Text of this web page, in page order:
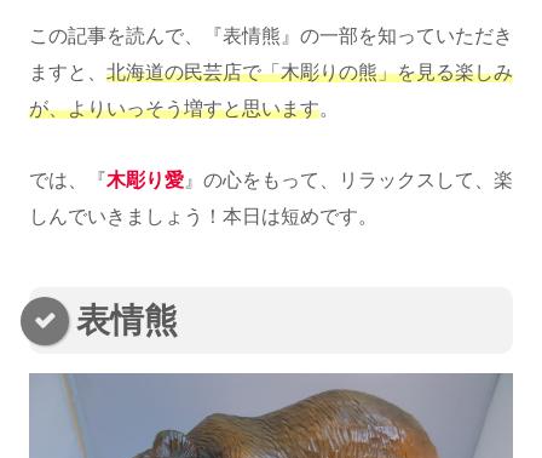
この記事を読んで、『表情熊』の一部を知っていただき
ますと、 北海道の民芸店で「木彫りの熊」を見る楽しみ
が、よりいっそう増すと思います。
では、『木彫り愛 』の心をもって、リラックスして、楽
しんでいきましょう！本日は短めです。
表情熊